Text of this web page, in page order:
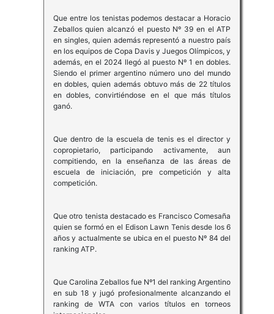
Que entre los tenistas podemos destacar a Horacio
Zeballos quien alcanzó el puesto Nº 39 en el ATP
en singles, quien además representó a nuestro país
en los equipos de Copa Davis y Juegos Olímpicos, y
además, en el 2024 llegó al puesto Nº 1 en dobles.
Siendo el primer argentino número uno del mundo
en dobles, quien además obtuvo más de 22 títulos
en dobles, convirtiéndose en el que más títulos
ganó.
Que dentro de la escuela de tenis es el director y
copropietario, participando activamente, aun
compitiendo, en la enseñanza de las áreas de
escuela de iniciación, pre competición y alta
competición.
Que otro tenista destacado es Francisco Comesaña
quien se formó en el Edison Lawn Tenis desde los 6
años y actualmente se ubica en el puesto Nº 84 del
ranking ATP.
Que Carolina Zeballos fue Nº1 del ranking Argentino
en sub 18 y jugó profesionalmente alcanzando el
ranking de WTA con varios títulos en torneos